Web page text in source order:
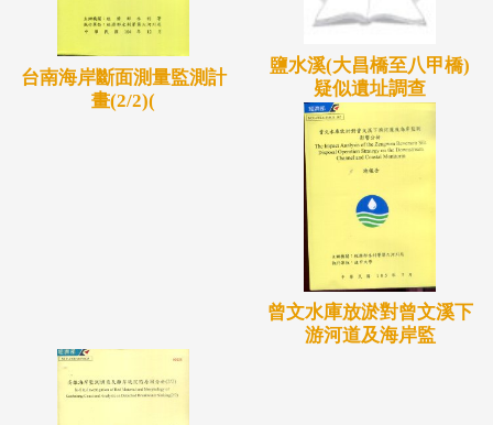
台南海岸斷面測量監測計
畫(2/2)(
鹽水溪(大昌橋至八甲橋)
疑似遺址調查
曾文水庫放淤對曾文溪下
游河道及海岸監